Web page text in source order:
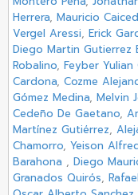
Herrera, Mauricio
Vergel Aressi, Erick
Diego Martin Gutierrez
Robalino, Feyber Yulian
Cardona, Cozme
Gómez Medina, Melvin
Cedeño De Gaetano,
Martínez Gutiérrez,
Chamorro, Yeison
Barahona , Diego
Granados Quirós,